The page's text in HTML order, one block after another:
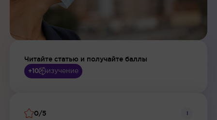
Читайте статью и получайте баллы
+10 изучение
0/5 i